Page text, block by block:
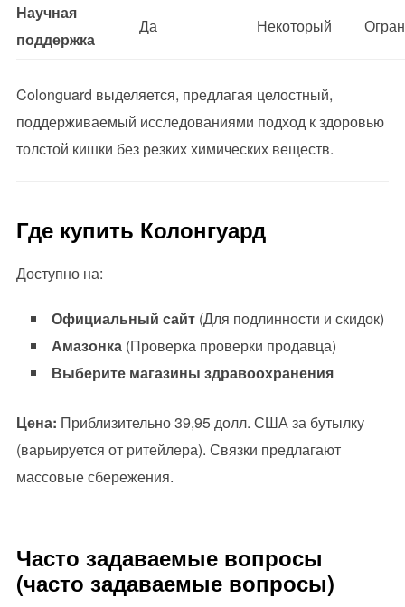
Научная
поддержка
Да Некоторый
Colonguard выделяется, предлагая целостный,
поддерживаемый исследованиями подход к здоровью
толстой кишки без резких химических веществ.
Где купить Колонгуард
Доступно на:
Официальный сайт(Для подлинности и скидок)
Амазонка(Проверка проверки продавца)
Выберите магазины здравоохранения
Цена: Приблизительно 39,95 долл. США за бутылку
(варьируется от ритейлера). Связки предлагают
массовые сбережения.
Часто задаваемые вопросы
(часто задаваемые вопросы)